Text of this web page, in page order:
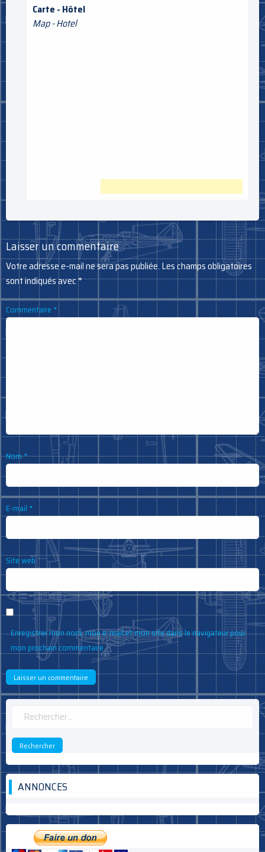
Carte - Hôtel
Map - Hotel
Laisser un commentaire
Votre adresse e-mail ne sera pas publiée. Les champs obligatoires
sont indiqués avec*
Commentaire *
Nom*
E-mail *
Site web
Enregistrer mon nom, mon e-mail et mon site dans le navigateur pour
mon prochain commentaire.
Rechercher :
ANNONCES